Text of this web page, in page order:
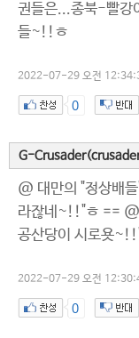
권들은...종북-빨강
들~!!ㅎ
2022-07-29 오전
0
G-
@ 대만의 "정상배
라잖네~!!"ㅎ ==
공산당이 시로욧
2022-07-29 오전
0